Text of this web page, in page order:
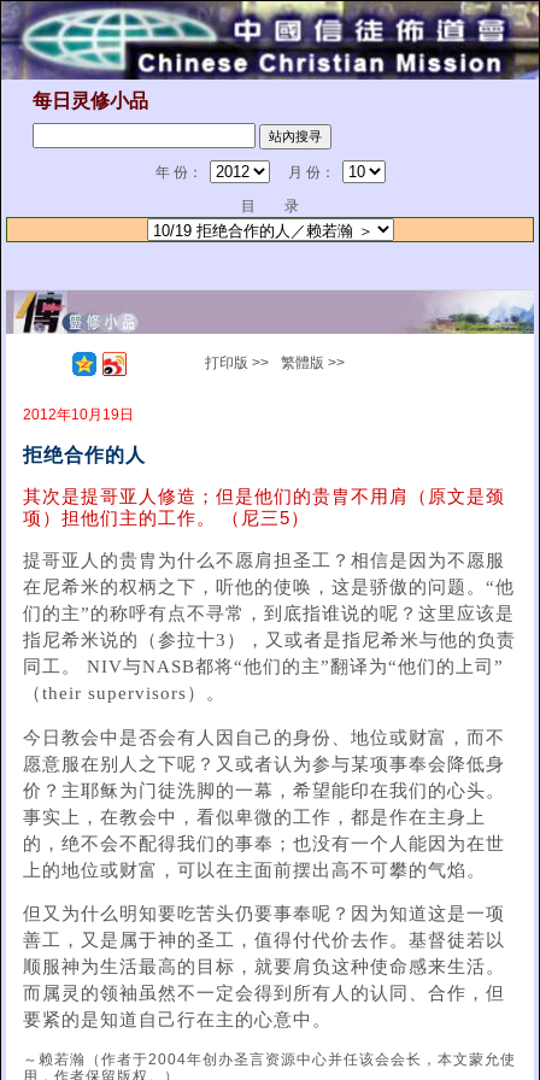
每日灵修小品
年 份：
月 份：
目 录
打印版 >> 繁體版 >>
2012年10月19日
拒绝合作的人
其次是提哥亚人修造；但是他们的贵胄不用肩（原文是颈
项）担他们主的工作。 （尼三5）
提哥亚人的贵胄为什么不愿肩担圣工？相信是因为不愿服
在尼希米的权柄之下，听他的使唤，这是骄傲的问题。“他
们的主”的称呼有点不寻常，到底指谁说的呢？这里应该是
指尼希米说的（参拉十3），又或者是指尼希米与他的负责
同工。 NIV与NASB都将“他们的主”翻译为“他们的上司”
（their supervisors）。
今日教会中是否会有人因自己的身份、地位或财富，而不
愿意服在别人之下呢？又或者认为参与某项事奉会降低身
价？主耶稣为门徒洗脚的一幕，希望能印在我们的心头。
事实上，在教会中，看似卑微的工作，都是作在主身上
的，绝不会不配得我们的事奉；也没有一个人能因为在世
上的地位或财富，可以在主面前摆出高不可攀的气焰。
但又为什么明知要吃苦头仍要事奉呢？因为知道这是一项
善工，又是属于神的圣工，值得付代价去作。基督徒若以
顺服神为生活最高的目标，就要肩负这种使命感来生活。
而属灵的领袖虽然不一定会得到所有人的认同、合作，但
要紧的是知道自己行在主的心意中。
～赖若瀚（作者于2004年创办圣言资源中心并任该会会长，本文蒙允使
用，作者保留版权。）